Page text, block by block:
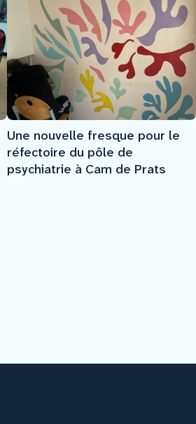
Une nouvelle fresque pour le
réfectoire du pôle de
psychiatrie à Cam de Prats